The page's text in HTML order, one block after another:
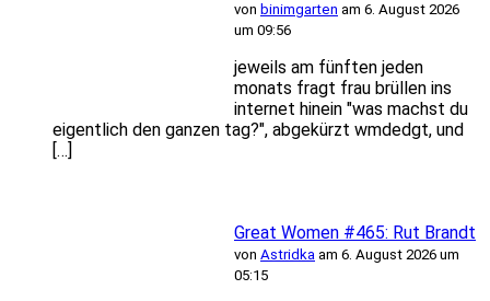
von binimgarten am 6. August 2026
um 09:56
jeweils am fünften jeden
monats fragt frau brüllen ins
internet hinein "was machst du
eigentlich den ganzen tag?", abgekürzt wmdedgt, und
[…]
Great Women #465: Rut Brandt
von Astridka am 6. August 2026 um
05:15